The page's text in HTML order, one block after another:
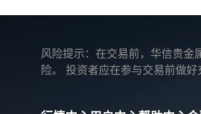
风险提示：在交易前，华信贵金
险。 投资者应在参与交易前做好